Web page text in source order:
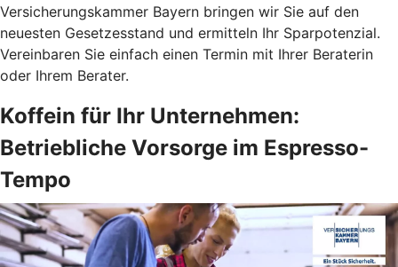
Versicherungskammer Bayern bringen wir Sie auf den
neuesten Gesetzesstand und ermitteln Ihr Sparpotenzial.
Vereinbaren Sie einfach einen Termin mit Ihrer Beraterin
oder Ihrem Berater.
Koffein für Ihr Unternehmen:
Betriebliche Vorsorge im Espresso-
Tempo